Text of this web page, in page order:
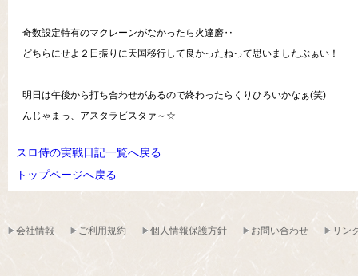
奇数設定特有のマクレーンがなかったら火達磨‥
どちらにせよ２日振りに天国移行して良かったねって思いましたぶぁい！
明日は午後から打ち合わせがあるので終わったらくりひろいかなぁ(笑)
んじゃまっ、アスタラビスタァ～☆
スロ侍の実戦日記一覧へ戻る
トップページへ戻る
会社情報 ご利用規約 個人情報保護方針 お問い合わせ リン